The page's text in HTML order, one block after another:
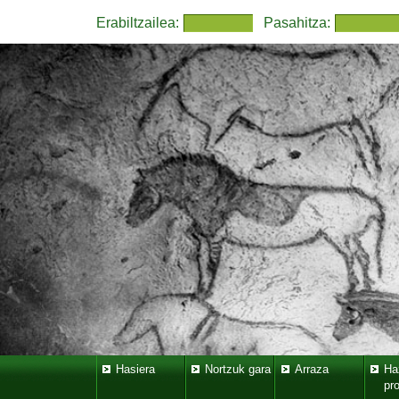
Erabiltzailea: Pasahitza:
Hasiera Nortzuk gara Arraza